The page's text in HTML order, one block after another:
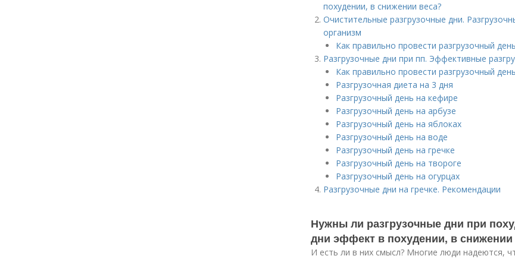
похудении, в снижении веса?
Очистительные разгрузочные дни.
организм
Как правильно провести разгрузочный
Разгрузочные дни при пп. Эффективные
Как правильно провести разгрузочный
Разгрузочная диета на 3 дня
Разгрузочный день на кефире
Разгрузочный день на арбузе
Разгрузочный день на яблоках
Разгрузочный день на воде
Разгрузочный день на гречке
Разгрузочный день на твороге
Разгрузочный день на огурцах
Разгрузочные дни на гречке. Рекомендации
Нужны ли разгрузочные дни при
дни эффект в похудении, в снижении
И есть ли в них смысл? Многие люди надеются,